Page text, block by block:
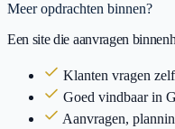
Meer opdrachten binnen?
Een site die aanvragen
Klanten vragen
Goed vindbaar in
Aanvragen,